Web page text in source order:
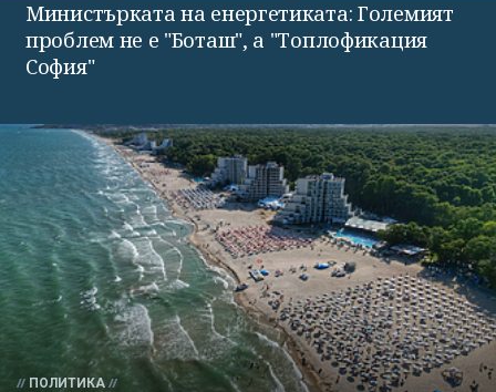
Министърката на енергетиката: Големият
проблем не е "Боташ", а "Топлофикация
София"
ПОЛИТИКА